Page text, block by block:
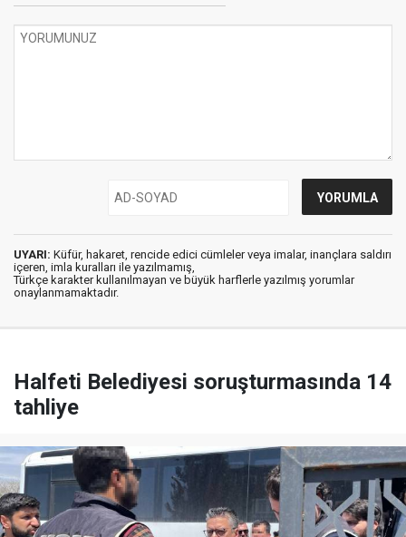
UYARI: Küfür, hakaret, rencide edici cümleler veya imalar, inançlara saldırı
içeren, imla kuralları ile yazılmamış,
Türkçe karakter kullanılmayan ve büyük harflerle yazılmış yorumlar
onaylanmamaktadır.
Halfeti Belediyesi soruşturmasında 14
tahliye